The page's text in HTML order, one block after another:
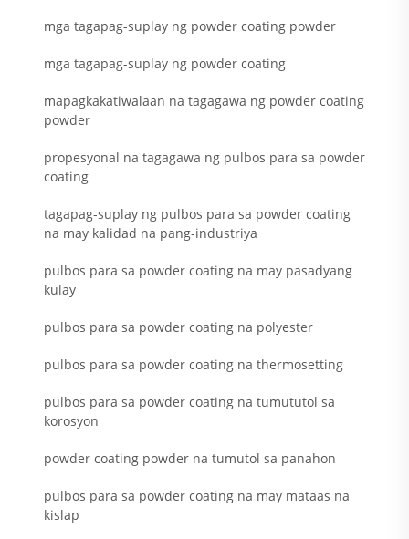
mga tagapag-suplay ng powder coating powder
mga tagapag-suplay ng powder coating
mapagkakatiwalaan na tagagawa ng powder coating
powder
propesyonal na tagagawa ng pulbos para sa powder
coating
tagapag-suplay ng pulbos para sa powder coating
na may kalidad na pang-industriya
pulbos para sa powder coating na may pasadyang
kulay
pulbos para sa powder coating na polyester
pulbos para sa powder coating na thermosetting
pulbos para sa powder coating na tumututol sa
korosyon
powder coating powder na tumutol sa panahon
pulbos para sa powder coating na may mataas na
kislap